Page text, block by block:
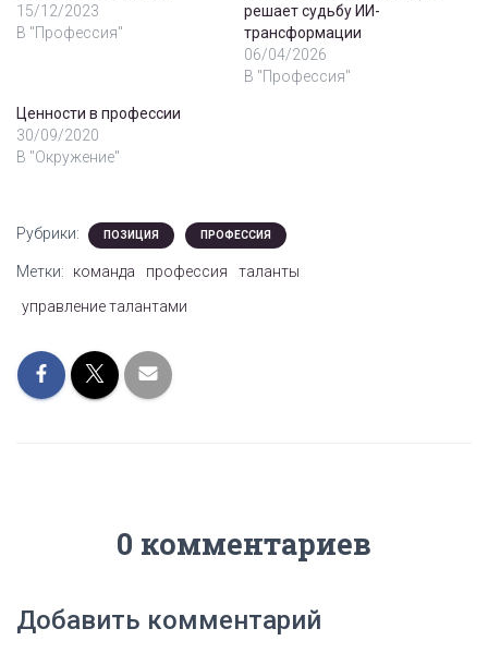
15/12/2023
В "Профессия"
решает судьбу ИИ-
трансформации
06/04/2026
В "Профессия"
Ценности в профессии
30/09/2020
В "Окружение"
Рубрики: ПОЗИЦИЯ ПРОФЕССИЯ
Метки: команда профессия
таланты
управление талантами
0 комментариев
Добавить комментарий